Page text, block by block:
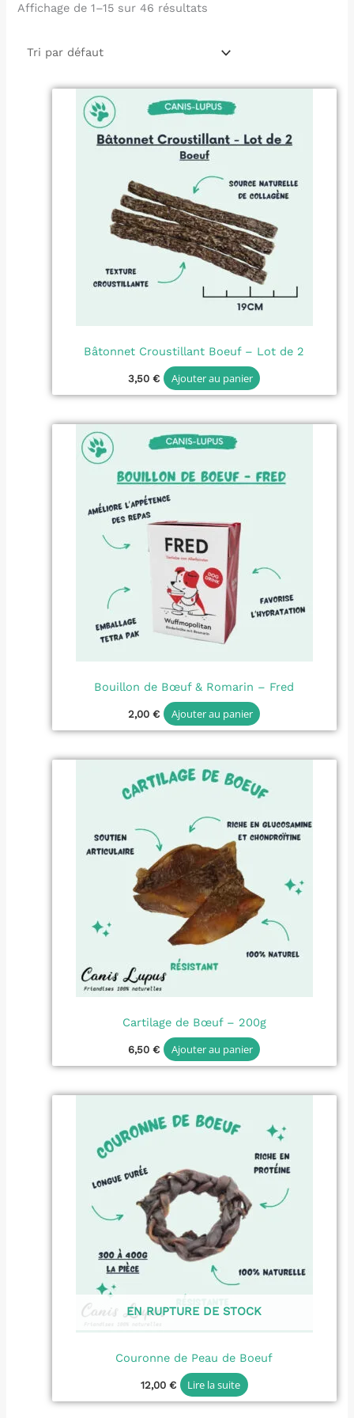
Affichage de 1–15 sur 46 résultats
Bâtonnet Croustillant Boeuf – Lot de 2
3,50€ Ajouter au panier
Bouillon de Bœuf & Romarin – Fred
2,00€ Ajouter au panier
Cartilage de Bœuf – 200g
6,50€ Ajouter au panier
EN RUPTURE DE STOCK
Couronne de Peau de Boeuf
12,00 € Lire la suite